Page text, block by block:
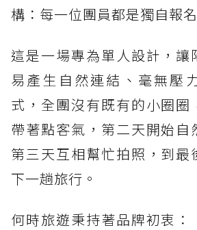
構：每一位團員都是獨自報名
這是一場專為單人設計，讓
易產生自然連結、毫無壓
式，全團沒有既有的小圈圈
帶著點客氣，第二天開始自
第三天互相幫忙拍照，到最
下一趟旅行。
何時旅遊秉持著品牌初衷：